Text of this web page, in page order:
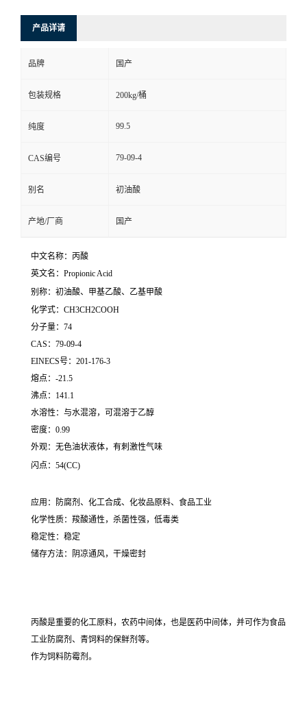
产品详请
品牌 国产
包装规格 200kg/桶
纯度 99.5
CAS编号 79-09-4
别名 初油酸
产地/厂商 国产
中文名称：丙酸
英文名：Propionic Acid
别称：初油酸、甲基乙酸、乙基甲酸
化学式：CH3CH2COOH
分子量：74
CAS：79-09-4
EINECS号：201-176-3
熔点：-21.5
沸点：141.1
水溶性：与水混溶，可混溶于乙醇
密度：0.99
外观：无色油状液体，有刺激性气味
闪点：54(CC)
应用：防腐剂、化工合成、化妆品原料、食品工业
化学性质：羧酸通性，杀菌性强，低毒类
稳定性：稳定
储存方法：阴凉通风，干燥密封
丙酸是重要的化工原料，农药中间体，也是医药中间体，并可作为食品
工业防腐剂、青饲料的保鲜剂等。
作为饲料防霉剂。